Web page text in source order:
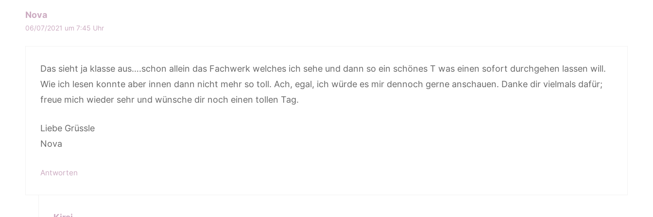
Nova
06/07/2021 um 7:45 Uhr
Das sieht ja klasse aus….schon allein das Fachwerk welches ich sehe und dann so ein schönes T was einen sofort durchgehen lassen will.
Wie ich lesen konnte aber innen dann nicht mehr so toll. Ach, egal, ich würde es mir dennoch gerne anschauen. Danke dir vielmals dafür;
freue mich wieder sehr und wünsche dir noch einen tollen Tag.
Liebe Grüssle
Nova
Antworten